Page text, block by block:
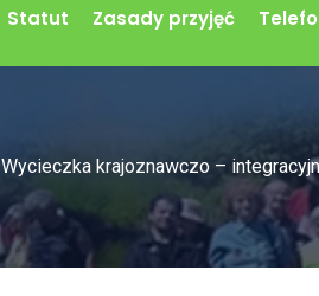
Statut Zasady przyjęć
Wycieczka krajoznawczo –